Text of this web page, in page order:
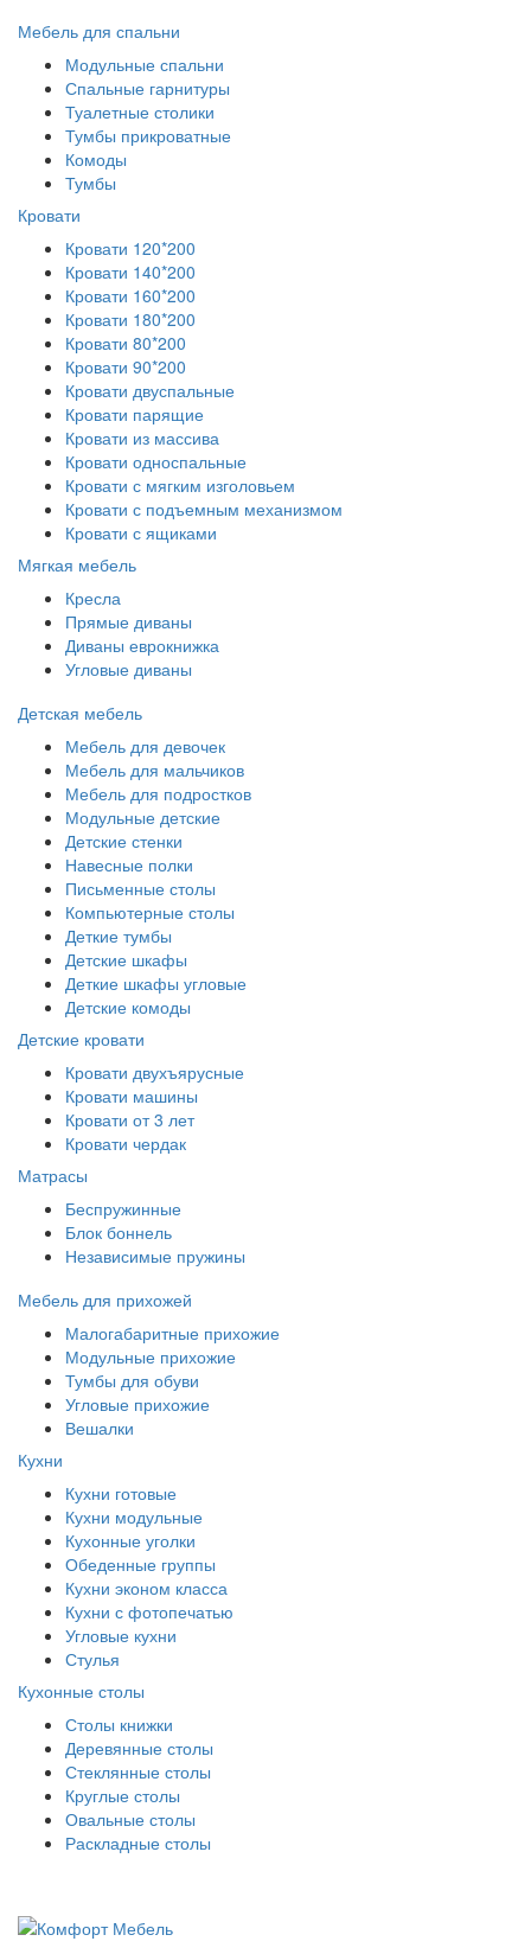
Мебель для спальни
Модульные спальни
Спальные гарнитуры
Туалетные столики
Тумбы прикроватные
Комоды
Тумбы
Кровати
Кровати 120*200
Кровати 140*200
Кровати 160*200
Кровати 180*200
Кровати 80*200
Кровати 90*200
Кровати двуспальные
Кровати парящие
Кровати из массива
Кровати односпальные
Кровати с мягким изголовьем
Кровати с подъемным механизмом
Кровати с ящиками
Мягкая мебель
Кресла
Прямые диваны
Диваны еврокнижка
Угловые диваны
Детская мебель
Мебель для девочек
Мебель для мальчиков
Мебель для подростков
Модульные детские
Детские стенки
Навесные полки
Письменные столы
Компьютерные столы
Деткие тумбы
Детские шкафы
Деткие шкафы угловые
Детские комоды
Детские кровати
Кровати двухъярусные
Кровати машины
Кровати от 3 лет
Кровати чердак
Матрасы
Беспружинные
Блок боннель
Независимые пружины
Мебель для прихожей
Малогабаритные прихожие
Модульные прихожие
Тумбы для обуви
Угловые прихожие
Вешалки
Кухни
Кухни готовые
Кухни модульные
Кухонные уголки
Обеденные группы
Кухни эконом класса
Кухни с фотопечатью
Угловые кухни
Стулья
Кухонные столы
Столы книжки
Деревянные столы
Стеклянные столы
Круглые столы
Овальные столы
Раскладные столы